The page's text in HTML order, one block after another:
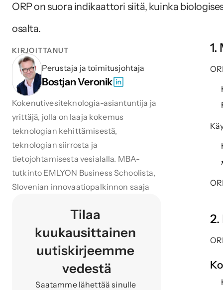
ORP on suora indikaattori siitä, kuinka
osalta.
KIRJOITTANUT
Perustaja ja toimitusjohtaja
Bostjan Veronik
Kokenutivesiteknologia-asiantuntija ja
yrittäjä, jolla on laaja kokemus
teknologian kehittämisestä,
teknologian siirrosta ja
tietojohtamisesta vesialalla. MBA-
tutkinto EMLYON Business Schoolista,
Slovenian innovaatiopalkinnon saaja
Tilaa
kuukausittainen
uutiskirjeemme
vedestä
Saatamme lähettää sinulle
1.
2.